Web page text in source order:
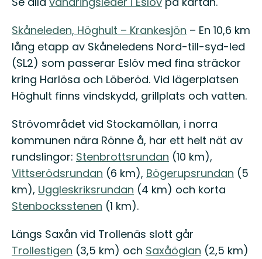
Skåneleden, Höghult – Krankesjön – En 10,6 km
lång etapp av Skåneledens Nord-till-syd-led
(SL2) som passerar Eslöv med fina sträckor
kring Harlösa och Löberöd. Vid lägerplatsen
Höghult finns vindskydd, grillplats och vatten.
Strövområdet vid Stockamöllan, i norra
kommunen nära Rönne å, har ett helt nät av
rundslingor: Stenbrottsrundan (10 km),
Vittserödsrundan (6 km), Bögerupsrundan (5
km), Uggleskriksrundan (4 km) och korta
Stenbocksstenen (1 km).
Längs Saxån vid Trollenäs slott går
Trollestigen (3,5 km) och Saxåöglan (2,5 km)